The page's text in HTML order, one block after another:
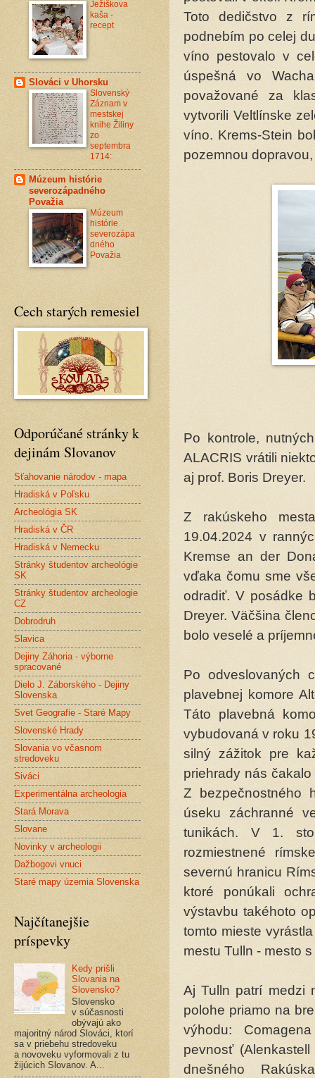
Toto dedičstvo z
podnebím po celej
víno pestovalo v
úspešná vo
považované za
vytvorili Veltlínske
víno. Krems-Stein
pozemnou
Po kontrole,
ALACRIS vrátili
aj prof. Boris Dreyer.
Z rakúskeho
19.04.2024 v
Kremse an der
vďaka čomu sme
odradiť. V posádke
Dreyer. Väčšina
bolo veselé a
Po
plavebnej komore
Táto plavebná
vybudovaná v roku
silný zážitok pre
priehrady nás
Z bezpečnostného
úseku záchranné
tunikách. V 1.
rozmiestnené
severnú hranicu
ktoré ponúkali
výstavbu takéhoto
tomto mieste
mestu Tulln - mesto
Aj Tulln patrí medzi
polohe priamo na
výhodu:
pevnosť
dnešného
Ježiškova
kaša -
recept
Slováci v Uhorsku
Slovenský
Záznam v
mestskej
knihe Žiliny
zo
septembra
1714:
Múzeum histórie
severozápadného
Považia
Múzeum
histórie
severozápa
dného
Považia
Cech starých remesiel
Odporúčané stránky k
dejinám Slovanov
Sťahovanie národov - mapa
Hradiská v Poľsku
Archeológia SK
Hradiská v ČR
Hradiská v Nemecku
Stránky študentov archeológie
SK
Stránky študentov archeologie
CZ
Dobrodruh
Slavica
Dejiny Záhoria - výborne
spracované
Dielo J. Záborského - Dejiny
Slovenska
Svet Geografie - Staré Mapy
Slovenské Hrady
Slovania vo včasnom
stredoveku
Siváci
Experimentálna archeologia
Stará Morava
Slovane
Novinky v archeologii
Dažbogovi vnuci
Staré mapy územia Slovenska
Najčítanejšie
príspevky
Kedy prišli
Slovania na
Slovensko?
Slovensko
v súčasnosti
obývajú ako
majoritný národ Slováci, ktorí
sa v priebehu stredoveku
a novoveku vyformovali z tu
žijúcich Slovanov. A...